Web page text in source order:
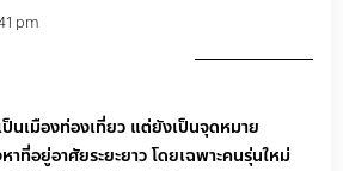
pm
ป็นเมืองท่องเที่ยว แต่ยังเป็นจุดหมาย
ที่อยู่อาศัยระยะยาว โดยเฉพาะคนรุ่นใหม่